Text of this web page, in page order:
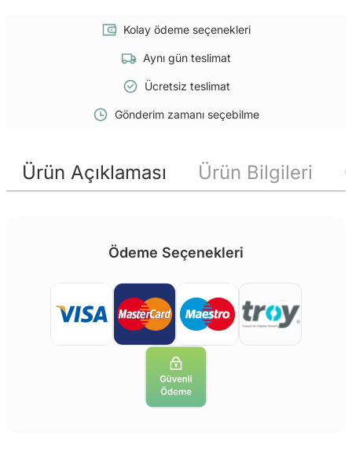
Kolay ödeme seçenekleri
Aynı gün teslimat
Ücretsiz teslimat
Gönderim zamanı seçebilme
Ürün Açıklaması Ürün Bilgileri
Ödeme Seçenekleri